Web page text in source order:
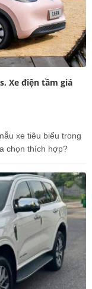
Xe điện tầm giá
xe tiêu biểu trong
chọn thích hợp?